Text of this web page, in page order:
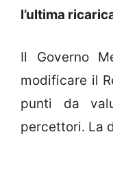
l’ultima
Il Governo
modificare il
punti da
percettori. La